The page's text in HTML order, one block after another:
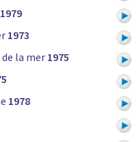
1979
1973
de la mer 1975
1978